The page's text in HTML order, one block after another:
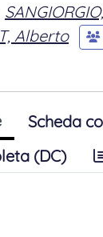
SANGIORGIO,
Alberto
Scheda
(DC)